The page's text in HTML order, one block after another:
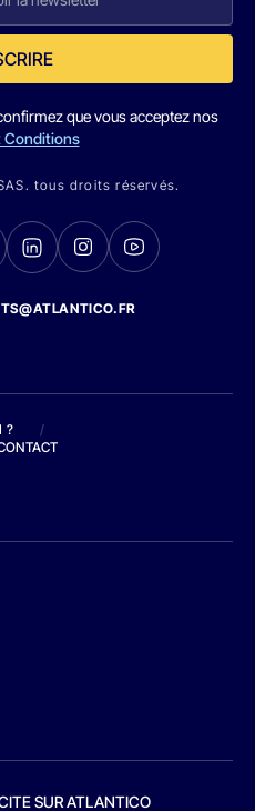
que vous acceptez nos
Conditions
tous droits réservés.
?
/
SUR ATLANTICO